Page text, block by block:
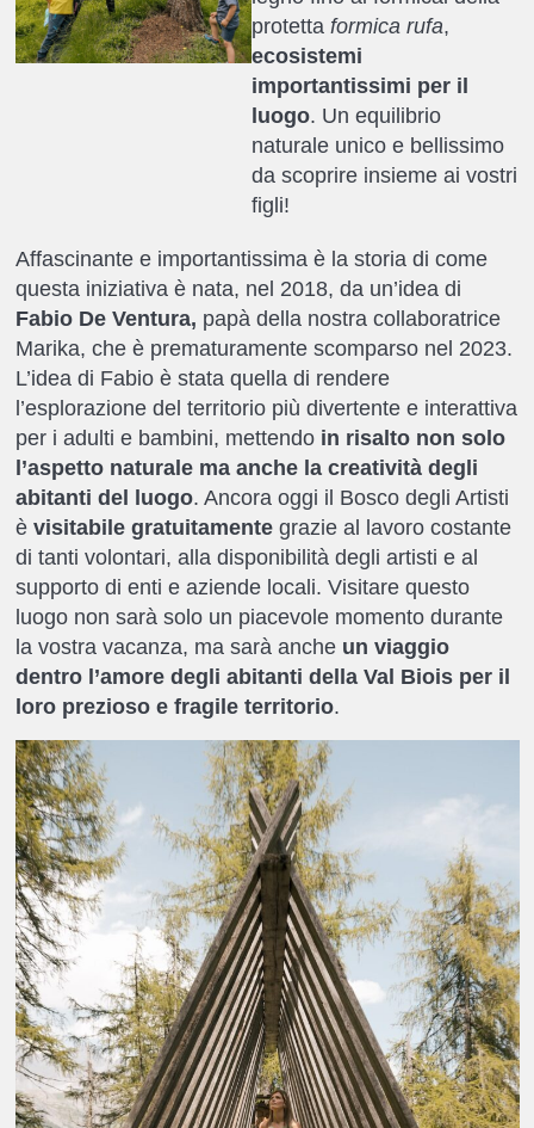
protettaformica rufa,
ecosistemi
importantissimi per il
luogo. Un equilibrio
naturale unico e bellissimo
da scoprire insieme ai vostri
figli!
Affascinante e importantissima è la storia di come
questa iniziativa è nata, nel 2018, da un’idea di
Fabio De Ventura, papà della nostra collaboratrice
Marika, che è prematuramente scomparso nel 2023.
L’idea di Fabio è stata quella di rendere
l’esplorazione del territorio più divertente e interattiva
per i adulti e bambini, mettendoin risalto non solo
l’aspetto naturale ma anche la creatività degli
abitanti del luogo. Ancora oggi il Bosco degli Artisti
è visitabile gratuitamentegrazie al lavoro costante
di tanti volontari, alla disponibilità degli artisti e al
supporto di enti e aziende locali. Visitare questo
luogo non sarà solo un piacevole momento durante
la vostra vacanza, ma sarà anche un viaggio
dentro l’amore degli abitanti della Val Biois per il
loro prezioso e fragile territorio.